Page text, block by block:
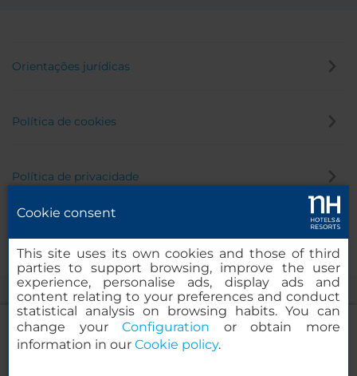
Orientações jurídicas
Política de cookies
Política de privacidade
Cookie consent
This site uses its own cookies and those of third
parties to support browsing, improve the user
experience, personalise ads, display ads and
content relating to your preferences and conduct
statistical analysis on browsing habits. You can
change yourConfiguration or obtain more
information in our Cookie policy.